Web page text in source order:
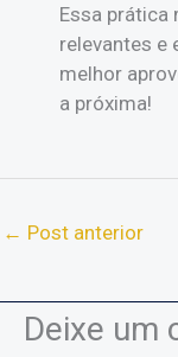
Essa prática
relevantes e
melhor
a próxima!
← Post anterior
Deixe um